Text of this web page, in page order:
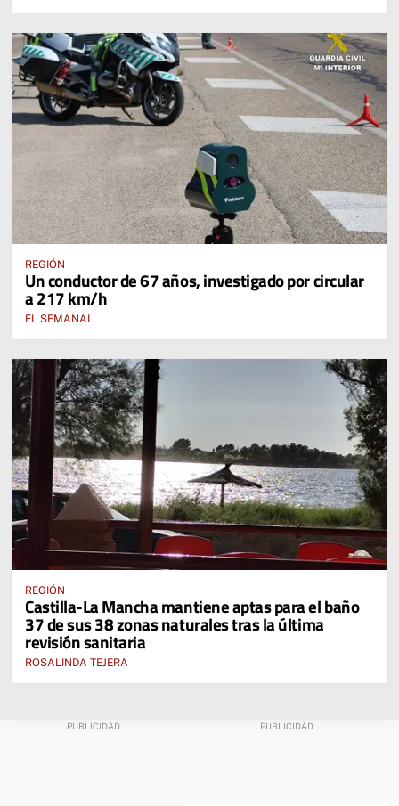
REGIÓN
Un conductor de 67 años, investigado por circular
a 217 km/h
EL SEMANAL
REGIÓN
Castilla-La Mancha mantiene aptas para el baño
37 de sus 38 zonas naturales tras la última
revisión sanitaria
ROSALINDA TEJERA